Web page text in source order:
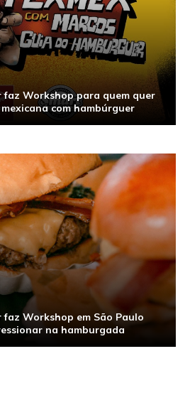
faz Workshop para quem quer
com hambúrguer
Workshop em São Paulo
na hamburgada